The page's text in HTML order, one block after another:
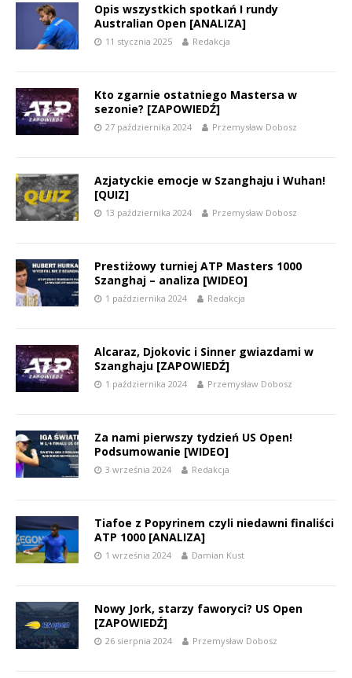
Opis wszystkich spotkań I rundy
Australian Open [ANALIZA]
11 stycznia 2025 Redakcja
Kto zgarnie ostatniego Mastersa w
sezonie? [ZAPOWIEDŹ]
27 października 2024 Przemysław Dobosz
Azjatyckie emocje w Szanghaju i Wuhan!
[QUIZ]
13 października 2024 Przemysław Dobosz
Prestiżowy turniej ATP Masters 1000
Szanghaj – analiza [WIDEO]
1 października 2024 Redakcja
Alcaraz, Djokovic i Sinner gwiazdami w
Szanghaju [ZAPOWIEDŹ]
1 października 2024 Przemysław Dobosz
Za nami pierwszy tydzień US Open!
Podsumowanie [WIDEO]
3 września 2024 Redakcja
Tiafoe z Popyrinem czyli niedawni finaliści
ATP 1000 [ANALIZA]
1 września 2024 Damian Kust
Nowy Jork, starzy faworyci? US Open
[ZAPOWIEDŹ]
26 sierpnia 2024 Przemysław Dobosz